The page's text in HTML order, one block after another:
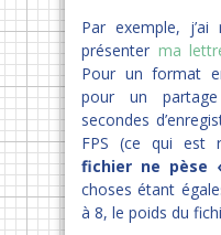
Par exemple,
présenter ma
Pour un format
pour un
secondes
FPS (ce qui est
fichier ne pèse
choses étant
à 8, le poids du